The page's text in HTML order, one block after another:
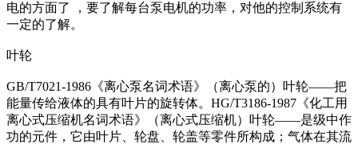
电的方面了 ，要了解每台泵电机的功率，对他的控制系统有
一定的了解。
叶轮
GB/T7021-1986《离心泵名词术语》（离心泵的）叶轮——把
能量传给液体的具有叶片的旋转体。HG/T3186-1987《化工用
离心式压缩机名词术语》（离心式压缩机）叶轮——是级中作
功的元件，它由叶片、轮盘、轮盖等零件所构成；气体在其流